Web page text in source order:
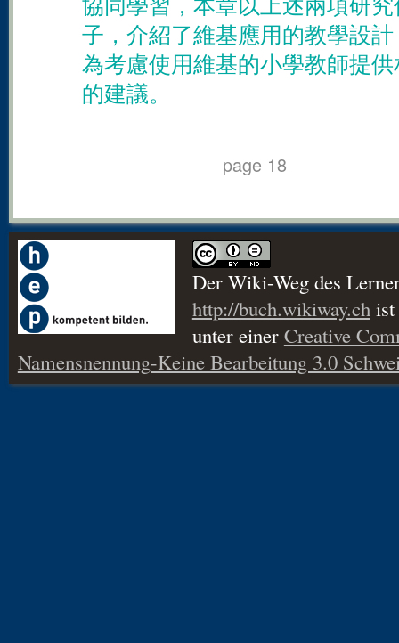
子，介紹了維基應用的教學設計
為考慮使用維基的小學教師提供
的建議。
page 18
Der Wiki-Weg des
http://buch.wikiway.chist
unter einer Creative
Namensnennung-Keine Bearbeitung 3.0